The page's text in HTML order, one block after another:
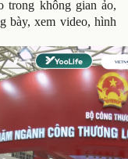
trong không gian ảo,
bày, xem video, hình